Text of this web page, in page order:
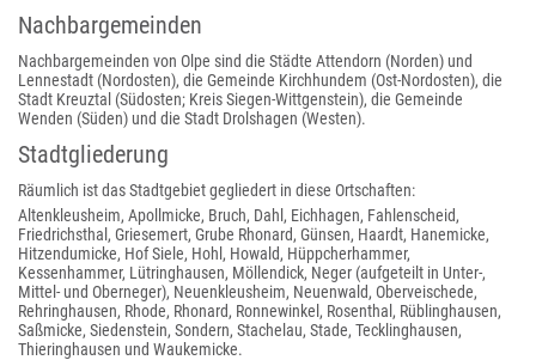
Nachbargemeinden
Nachbargemeinden von Olpe sind die Städte Attendorn (Norden) und
Lennestadt (Nordosten), die Gemeinde Kirchhundem (Ost-Nordosten), die
Stadt Kreuztal (Südosten; Kreis Siegen-Wittgenstein), die Gemeinde
Wenden (Süden) und die Stadt Drolshagen (Westen).
Stadtgliederung
Räumlich ist das Stadtgebiet gegliedert in diese Ortschaften:
Altenkleusheim, Apollmicke, Bruch, Dahl, Eichhagen, Fahlenscheid,
Friedrichsthal, Griesemert, Grube Rhonard, Günsen, Haardt, Hanemicke,
Hitzendumicke, Hof Siele, Hohl, Howald, Hüppcherhammer,
Kessenhammer, Lütringhausen, Möllendick, Neger (aufgeteilt in Unter-,
Mittel- und Oberneger), Neuenkleusheim, Neuenwald, Oberveischede,
Rehringhausen, Rhode, Rhonard, Ronnewinkel, Rosenthal, Rüblinghausen,
Saßmicke, Siedenstein, Sondern, Stachelau, Stade, Tecklinghausen,
Thieringhausen und Waukemicke.